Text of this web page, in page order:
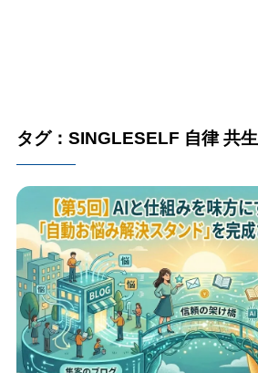
タグ：SINGLESELF 自律 共生